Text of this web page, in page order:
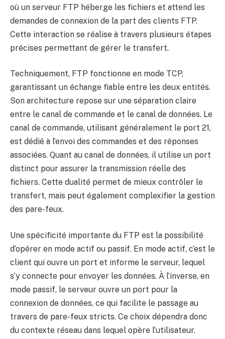
où un serveur FTP héberge les fichiers et attend les
demandes de connexion de la part des clients FTP.
Cette interaction se réalise à travers plusieurs étapes
précises permettant de gérer le transfert.
Techniquement, FTP fonctionne en mode TCP,
garantissant un échange fiable entre les deux entités.
Son architecture repose sur une séparation claire
entre le canal de commande et le canal de données. Le
canal de commande, utilisant généralement le port 21,
est dédié à l’envoi des commandes et des réponses
associées. Quant au canal de données, il utilise un port
distinct pour assurer la transmission réelle des
fichiers. Cette dualité permet de mieux contrôler le
transfert, mais peut également complexifier la gestion
des pare-feux.
Une spécificité importante du FTP est la possibilité
d’opérer en mode actif ou passif. En mode actif, c’est le
client qui ouvre un port et informe le serveur, lequel
s’y connecte pour envoyer les données. À l’inverse, en
mode passif, le serveur ouvre un port pour la
connexion de données, ce qui facilite le passage au
travers de pare-feux stricts. Ce choix dépendra donc
du contexte réseau dans lequel opère l’utilisateur.